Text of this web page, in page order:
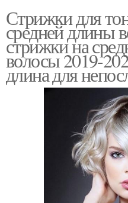
Стрижки для
средней длины
стрижки на
волосы 2019-
длина для